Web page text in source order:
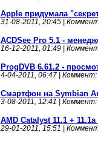
Apple придумала
31-08-2011, 20:45 |
ACDSee Pro 5.1 -
16-12-2011, 01:49 |
ProgDVB 6.61.2 -
4-04-2011, 06:47 |
Смартфон на Symbian
3-08-2011, 12:41 |
AMD Catalyst 11.1 +
29-01-2011, 15:51 |